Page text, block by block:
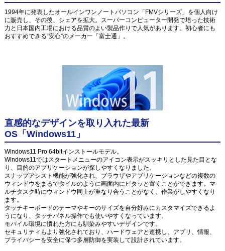
1994年に発表したオールインワンノートパソコン「FMVシリーズ」を個人向け
に販売し、その後、シェアを拡大。スーパーコンピューター開発で培った技術
力と日本国内工場における品質のよい製品作りで人気があります。初心者にも
おすすめできる“安心”のメーカー「富士通」。
直感的なデザインを取り入れた最新
OS「Windows11」
Windows11 Pro 64bitインストールモデル。
Windows11ではスタートメニューのアイコン表示がスッキリとした見た目とな
り、目的のアプリケーションが探しやすくなりました。
スナップアシスト機能が強化され、ブラウザやアプリケーションなどの複数の
ウィンドウをまるでタイルのように画面内にピタッと置くことができます。マ
ルチタスク時にウィンドウ同士が重なり合うことがなく、作業がしやすくなり
ます。
タッチキーボードのテーマやキーのサイズを自分好みにカスタマイズできるよ
うになり、タッチパネル操作でも使いやすくなっています。
モバイル環境に慣れた方にも馴染みやすいデザインです。
セキュリティもより強化されており、ハードウェアと連携し、アプリ、情報、
プライバシーを安全に保つ多層防御を実装して設計されています。